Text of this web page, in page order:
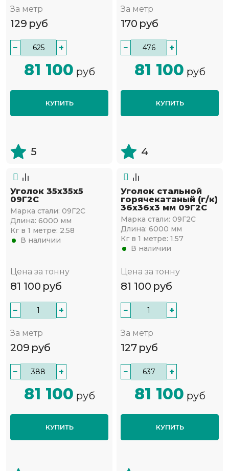
За метр
129 руб
− +
81 100 руб
КУПИТЬ
5
За метр
170 руб
− +
81 100 руб
КУПИТЬ
4
Уголок 35х35х5
09Г2С
Марка стали: 09Г2С
Длина: 6000 мм
Кг в 1 метре: 2.58
В наличии
Цена за тонну
81 100 руб
− +
За метр
209 руб
− +
81 100 руб
КУПИТЬ
Уголок стальной
горячекатаный (г/к)
36х36x3 мм 09Г2С
Марка стали: 09Г2С
Длина: 6000 мм
Кг в 1 метре: 1.57
В наличии
Цена за тонну
81 100 руб
− +
За метр
127 руб
− +
81 100 руб
КУПИТЬ